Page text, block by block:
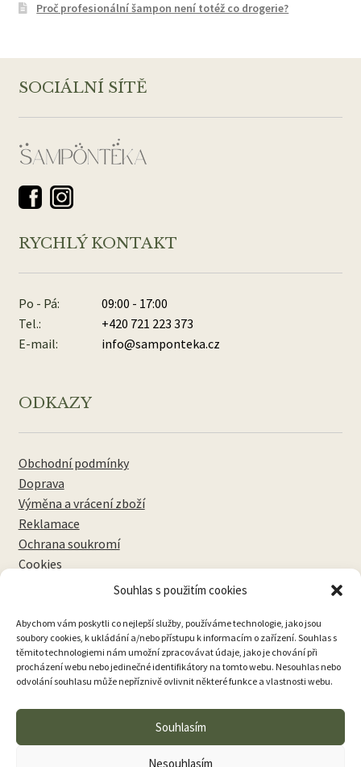
Souhlas s použitím cookies
Abychom vám poskytli co nejlepší služby, používáme technologie, jako jsou
soubory cookies, k ukládání a/nebo přístupu k informacím o zařízení. Souhlas s
těmito technologiemi nám umožní zpracovávat údaje, jako je chování při
procházení webu nebo jedinečné identifikátory na tomto webu. Nesouhlas nebo
odvolání souhlasu může nepříznivě ovlivnit některé funkce a vlastnosti webu.
Souhlasím
Nesouhlasím
Proč profesionální šampon není totéž co drogerie?
SOCIÁLNÍ SÍTĚ
RYCHLÝ KONTAKT
Po - Pá:
09:00 - 17:00
Tel.:
+420 721 223 373
E-mail:
info@samponteka.cz
ODKAZY
Obchodní podmínky
Doprava
Výměna a vrácení zboží
Reklamace
Ochrana soukromí
Cookies
NEWSLETTERY
Přihlásit k odběru